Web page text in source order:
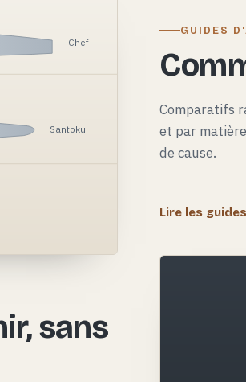
Chef
Santoku
GUIDES
Comparatifs
et par
de cause.
Lire les
sans